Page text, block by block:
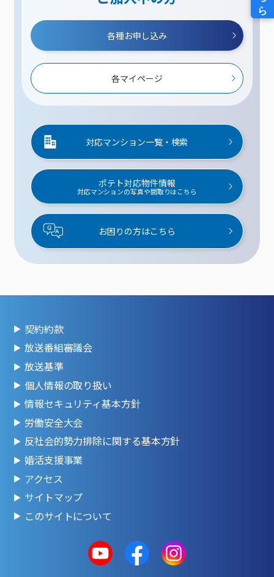
各種お申し込み
各マイページ
対応マンション一覧・検索
ポテト対応物件情報
対応マンションの写真や間取りはこちら
お困りの方はこちら
契約約款
放送番組審議会
放送基準
個人情報の取り扱い
情報セキュリティ基本方針
労働安全大会
反社会的勢力排除に関する基本方針
婚活支援事業
アクセス
サイトマップ
このサイトについて